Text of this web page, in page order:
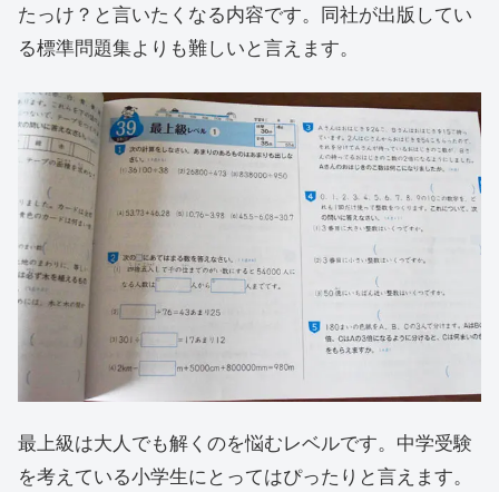
たっけ？と言いたくなる内容です。同社が出版してい
る標準問題集よりも難しいと言えます。
最上級は大人でも解くのを悩むレベルです。中学受験
を考えている小学生にとってはぴったりと言えます。